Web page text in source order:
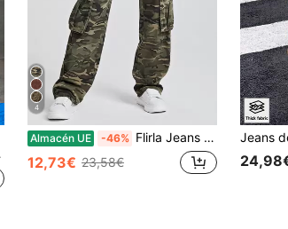
4
Almacén UE -46% Flirla Jeans vaqueros de pierna recta y floja de cintura baja para mujer con múltiples bolsillos en estilo callejero casual europeo y americano de camuflaje
12,73€ 23,58€